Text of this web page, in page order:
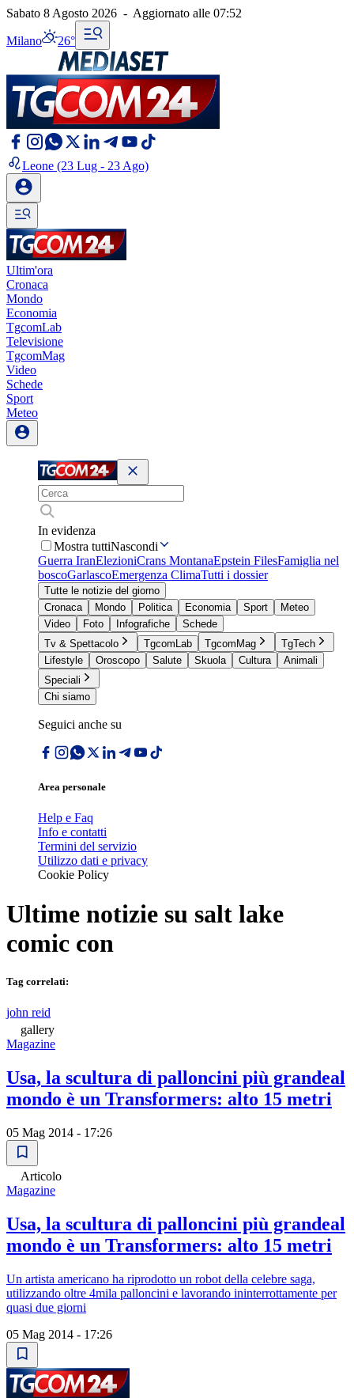
Sabato 8 Agosto 2026 - Aggiornato alle 07:52
Milano 26°
Leone (23 Lug - 23 Ago)
Ultim'ora
Cronaca
Mondo
Economia
TgcomLab
Televisione
TgcomMag
Video
Schede
Sport
Meteo
In evidenza
Mostra tuttiNascondi
Guerra IranElezioniCrans MontanaEpstein FilesFamiglia nel
boscoGarlascoEmergenza ClimaTutti i dossier
Tutte le notizie del giorno
Cronaca
Mondo Politica Economia Sport
Meteo
Video
Foto Infografiche
Schede
Tv & Spettacolo
TgcomLab TgcomMag
TgTech
Lifestyle
Oroscopo Salute Skuola Cultura
Animali
Speciali
Chi siamo
Seguici anche su
Area personale
Help e Faq
Info e contatti
Termini del servizio
Utilizzo dati e privacy
Cookie Policy
Ultime notizie su salt lake
comic con
Tag correlati:
john reid
gallery
Magazine
Usa, la scultura di palloncini più grandeal
mondo è un Transformers: alto 15 metri
05 Mag 2014 - 17:26
Articolo
Magazine
Usa, la scultura di palloncini più grandeal
mondo è un Transformers: alto 15 metri
Un artista americano ha riprodotto un robot della celebre saga,
utilizzando oltre 4mila palloncini e lavorando ininterrottamente per
quasi due giorni
05 Mag 2014 - 17:26